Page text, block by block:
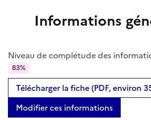
Informations
Niveau de complétude des
83%
Télécharger la fiche (PDF, environ
Modifier ces informations